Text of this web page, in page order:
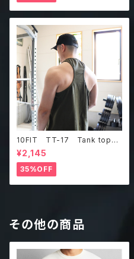
10FIT TT-17 Tank top
タンクトップ ジムウェア トレ
ーニング 筋トレ カーキ
¥2,145
35%OFF
その他の商品